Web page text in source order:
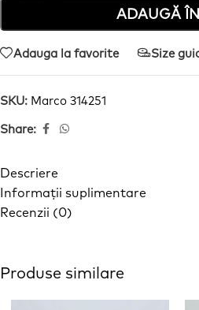
ADAUGĂ
Adauga la favorite Size
SKU: Marco 314251
Share:
Descriere
Informații suplimentare
Recenzii (0)
Produse similare